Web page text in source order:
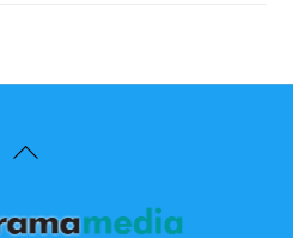
Back
Top